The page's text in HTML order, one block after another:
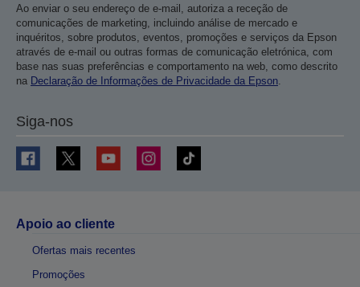
Ao enviar o seu endereço de e-mail, autoriza a receção de
comunicações de marketing, incluindo análise de mercado e
inquéritos, sobre produtos, eventos, promoções e serviços da Epson
através de e-mail ou outras formas de comunicação eletrónica, com
base nas suas preferências e comportamento na web, como descrito
na Declaração de Informações de Privacidade da Epson.
Siga-nos
Apoio ao cliente
Ofertas mais recentes
Promoções